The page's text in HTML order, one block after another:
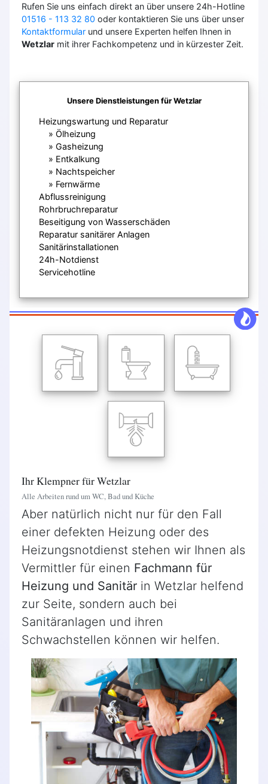
Rufen Sie uns einfach direkt an über unsere 24h-Hotline
01516 - 113 32 80 oder kontaktieren Sie uns über unser
Kontaktformular und unsere Experten helfen Ihnen in
Wetzlar mit ihrer Fachkompetenz und in kürzester Zeit.
Unsere Dienstleistungen für Wetzlar
Heizungswartung und Reparatur
Ölheizung
Gasheizung
Entkalkung
Nachtspeicher
Fernwärme
Abflussreinigung
Rohrbruchreparatur
Beseitigung von Wasserschäden
Reparatur sanitärer Anlagen
Sanitärinstallationen
24h-Notdienst
Servicehotline
Ihr Klempner für Wetzlar
Alle Arbeiten rund um WC, Bad und Küche
Aber natürlich nicht nur für den Fall
einer defekten Heizung oder des
Heizungsnotdienst stehen wir Ihnen als
Vermittler für einen Fachmann für
Heizung und Sanitär in Wetzlar helfend
zur Seite, sondern auch bei
Sanitäranlagen und ihren
Schwachstellen können wir helfen.